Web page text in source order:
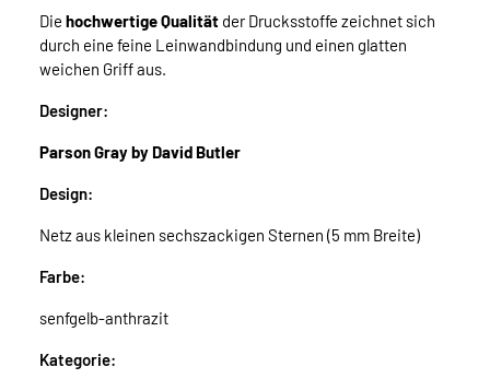
Die hochwertige Qualität der Drucksstoffe zeichnet sich
durch eine feine Leinwandbindung und einen glatten
weichen Griff aus.
Designer:
Parson Gray by David Butler
Design:
Netz aus kleinen sechszackigen Sternen (5 mm Breite)
Farbe:
senfgelb-anthrazit
Kategorie: